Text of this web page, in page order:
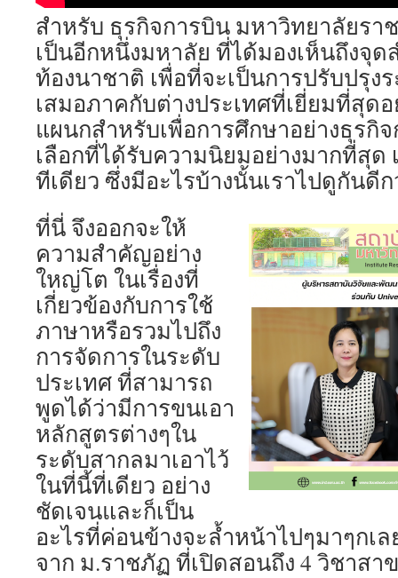
สำหรับ ธุรกิจการบิน มหาวิทยาลัยร
เป็นอีกหนึ่งมหาลัย ที่ได้มองเห็นถึงจุ
ท้องนาชาติ เพื่อที่จะเป็นการปรับปรุง
เสมอภาคกับต่างประเทศที่เยี่ยมที่สุด
แผนกสำหรับเพื่อการศึกษาอย่างธุรกิ
เลือกที่ได้รับความนิยมอย่างมากที่สุด
ทีเดียว ซึ่งมีอะไรบ้างนั้นเราไปดูกันดี
ที่นี่ จึงออกจะให้
ความสำคัญอย่าง
ใหญ่โต ในเรื่องที่
เกี่ยวข้องกับการใช้
ภาษาหรือรวมไปถึง
การจัดการในระดับ
ประเทศ ที่สามารถ
พูดได้ว่ามีการขนเอา
หลักสูตรต่างๆใน
ระดับสากลมาเอาไว้
ในที่นี้ที่เดียว อย่าง
ชัดเจนและก็เป็น
อะไรที่ค่อนข้างจะล้ำหน้าไปๆมาๆกเ
จาก ม.ราชภัฏ ที่เปิดสอนถึง 4 วิชาสา